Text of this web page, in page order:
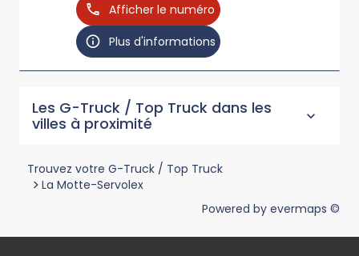
Afficher le numéro
Plus d'informations
Les G-Truck / Top Truck dans les
villes à proximité
Trouvez votre G-Truck / Top Truck
> La Motte-Servolex
Powered by evermaps ©